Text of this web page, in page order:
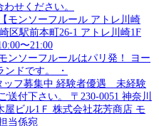
せください。
ーフルール アトレ川崎
区駅前本町26-1 アトレ川崎1F
〜21:00
フルールはパリ発！ ヨー
ドです。 ・
募集中 経験者優遇 未経験
付下さい。 〒230-0051 神奈川
屋ビル1Ｆ 株式会社花芳商店 モ
当係宛